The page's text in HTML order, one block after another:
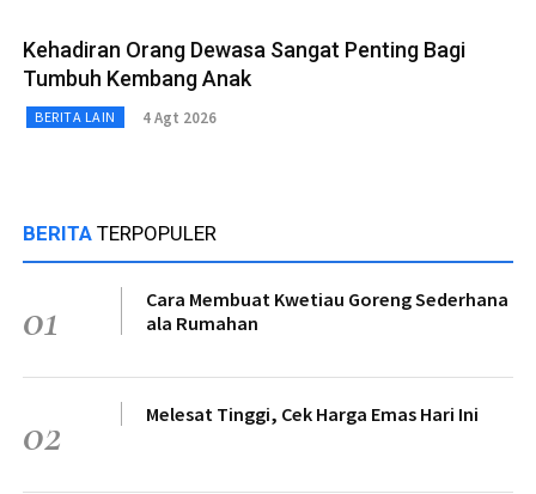
Kehadiran Orang Dewasa Sangat Penting Bagi
Tumbuh Kembang Anak
BERITA LAIN 4 Agt 2026
BERITA TERPOPULER
01
Cara Membuat Kwetiau Goreng Sederhana
ala Rumahan
02 Melesat Tinggi, Cek Harga Emas Hari Ini